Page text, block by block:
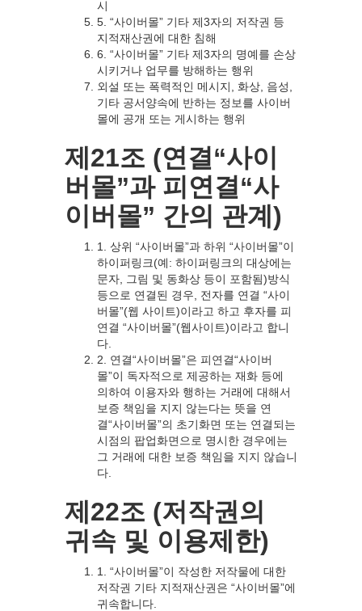
시
5. “사이버몰” 기타 제3자의 저작권 등
지적재산권에 대한 침해
6. “사이버몰” 기타 제3자의 명예를 손상
시키거나 업무를 방해하는 행위
외설 또는 폭력적인 메시지, 화상, 음성,
기타 공서양속에 반하는 정보를 사이버
몰에 공개 또는 게시하는 행위
제21조 (연결“사이
버몰”과 피연결“사
이버몰” 간의 관계)
1. 상위 “사이버몰”과 하위 “사이버몰”이
하이퍼링크(예: 하이퍼링크의 대상에는
문자, 그림 및 동화상 등이 포함됨)방식
등으로 연결된 경우, 전자를 연결 “사이
버몰”(웹 사이트)이라고 하고 후자를 피
연결 “사이버몰”(웹사이트)이라고 합니
다.
2. 연결“사이버몰”은 피연결“사이버
몰”이 독자적으로 제공하는 재화 등에
의하여 이용자와 행하는 거래에 대해서
보증 책임을 지지 않는다는 뜻을 연
결“사이버몰”의 초기화면 또는 연결되는
시점의 팝업화면으로 명시한 경우에는
그 거래에 대한 보증 책임을 지지 않습니
다.
제22조 (저작권의
귀속 및 이용제한)
1. “사이버몰”이 작성한 저작물에 대한
저작권 기타 지적재산권은 “사이버몰”에
귀속합니다.